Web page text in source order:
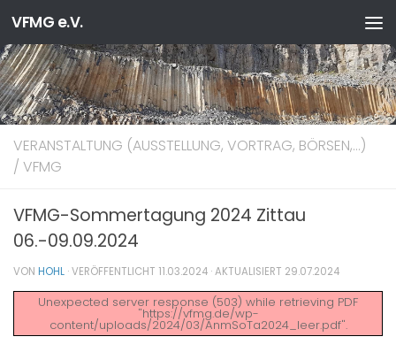
Zum Inhalt springen
VFMG e.V.
VERANSTALTUNG (AUSSTELLUNG, VORTRAG, BÖRSEN,…)
/ VFMG
VFMG-Sommertagung 2024 Zittau
06.-09.09.2024
VON HOHL · VERÖFFENTLICHT 11.03.2024 · AKTUALISIERT 29.07.2024
Unexpected server response (503) while retrieving PDF
"https://vfmg.de/wp-
content/uploads/2024/03/AnmSoTa2024_leer.pdf".